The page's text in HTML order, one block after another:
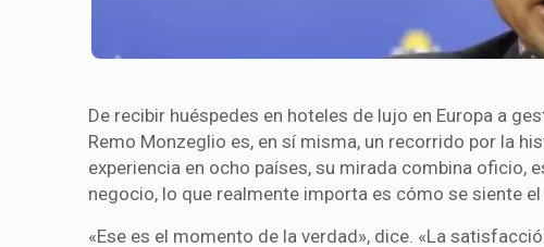
De recibir huéspedes en hoteles de lujo en Europa a
Remo Monzeglio es, en sí misma, un recorrido por la
experiencia en ocho países, su mirada combina oficio,
negocio, lo que realmente importa es cómo se siente el
«Ese es el momento de la verdad», dice. «La